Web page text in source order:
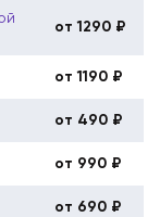
от 1290 ₽
от 1190 ₽
от 490 ₽
от 990 ₽
от 690 ₽